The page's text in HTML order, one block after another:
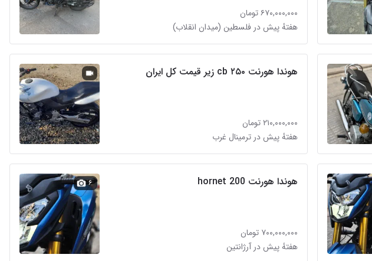
۶۷۰,۰۰۰,۰۰۰ تومان
هفتهٔ پیش در فلسطین (میدان انقلاب)
هوندا هورنت ۲۵۰ cb زیر قیمت کل ایران
۲۱۰,۰۰۰,۰۰۰ تومان
هفتهٔ پیش در ترمینال غرب
هوندا هورنت hornet 200
۷۰۰,۰۰۰,۰۰۰ تومان
هفتهٔ پیش در آرژانتین
۶